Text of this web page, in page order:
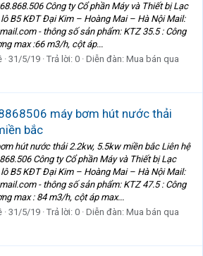
Công ty Cổ phần Máy và Thiết bị Lạc
lô B5 KĐT Đại Kim – Hoàng Mai – Hà Nội Mail:
- thông số sản phẩm: KTZ 35.5 : Công
max :66 m3/h, cột áp...
31/5/19 Trả lời: 0 Diễn đàn: Mua bán qua
máy bơm hút nước thải
bắc
hút nước thải 2.2kw, 5.5kw miền bắc Liên hệ
Công ty Cổ phần Máy và Thiết bị Lạc
lô B5 KĐT Đại Kim – Hoàng Mai – Hà Nội Mail:
- thông số sản phẩm: KTZ 47.5 : Công
max : 84 m3/h, cột áp max...
31/5/19 Trả lời: 0 Diễn đàn: Mua bán qua